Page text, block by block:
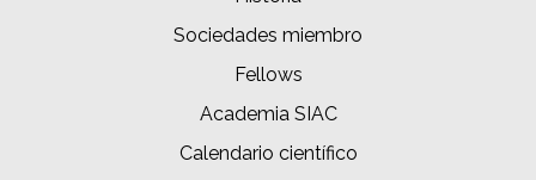
Sociedades miembro
Fellows
Academia SIAC
Calendario científico